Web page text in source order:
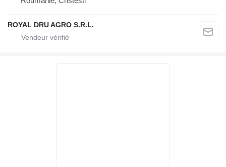
ROYAL DRU AGRO S.R.L.